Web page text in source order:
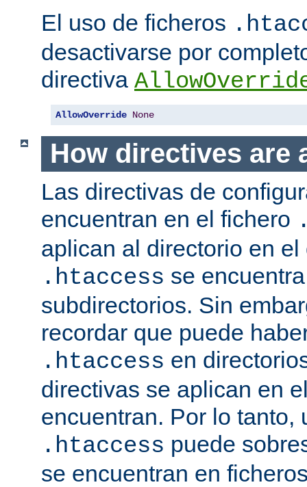
El uso de ficheros
desactivarse por
directiva
AllowOverride None
How directives are
Las directivas de
encuentran en el fichero
aplican al directorio en
.htaccess se
subdirectorios. Sin
recordar que puede
.htaccess en
directivas se aplican en
encuentran. Por lo tanto,
.htaccess puede
se encuentran en